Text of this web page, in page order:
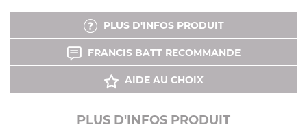
PLUS D'INFOS PRODUIT
FRANCIS BATT RECOMMANDE
AIDE AU CHOIX
PLUS D'INFOS PRODUIT